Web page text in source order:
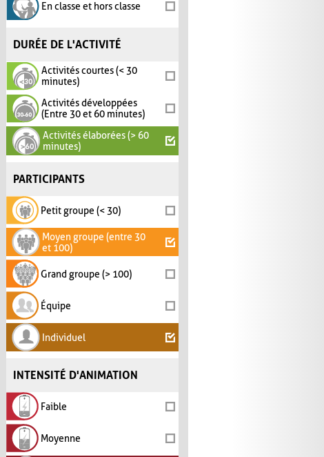
En classe et hors classe
DURÉE DE L'ACTIVITÉ
Activités courtes (< 30
minutes)
Activités développées
(Entre 30 et 60 minutes)
Activités élaborées (> 60
minutes)
PARTICIPANTS
Petit groupe (< 30)
Moyen groupe (entre 30
et 100)
Grand groupe (> 100)
Équipe
Individuel
INTENSITÉ D'ANIMATION
Faible
Moyenne